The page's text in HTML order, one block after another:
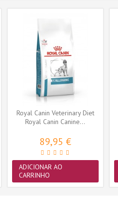
Royal Canin Veterinary Diet
Royal Canin Canine...
89,95 €
ADICIONAR AO
CARRINHO